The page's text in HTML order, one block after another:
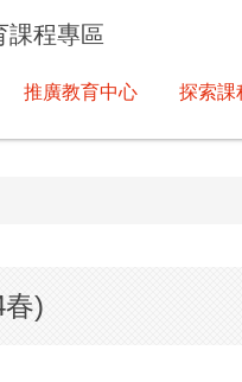
課程專區
推廣教育中心 探索課
)